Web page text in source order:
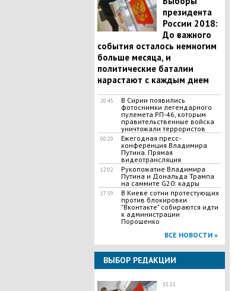
президента
России 2018:
До важного
события осталось немногим
больше месяца, и
политические баталии
нарастают с каждым днем
20:45
В Сирии появились
фотоснимки легендарного
пулемета РП-46, которым
правительственные войска
уничтожали террористов
00:20
Ежегодная пресс-
конференция Владимира
Путина. Прямая
видеотрансляция
12:02
Рукопожатие Владимира
Путина и Дональда Трампа
на саммите G20: кадры
17:59
В Киеве сотни протестующих
против блокировки
"Вконтакте" собираются идти
к администрации
Порошенко
ВСЕ НОВОСТИ »
ВЫБОР РЕДАКЦИИ
15:11